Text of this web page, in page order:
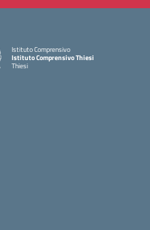
Istituto Comprensivo
Istituto Comprensivo Thiesi
Thiesi